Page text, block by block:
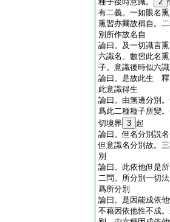
有二義。一如眼名
熏習亦爾故稱自。
別所作故名自
論曰。及一切識言
六識名。數習此名
子。意識後時似六
論曰。是故此生 釋
此意識得生
論曰。由無邊分別
爲此二種種子所變
切境界 3 起
論曰。但名分別説
但意識名分別故。
別
論曰。此依他但是
二問。所分別一切
爲所分別
論曰。是因能成依
不藉因依他性不成